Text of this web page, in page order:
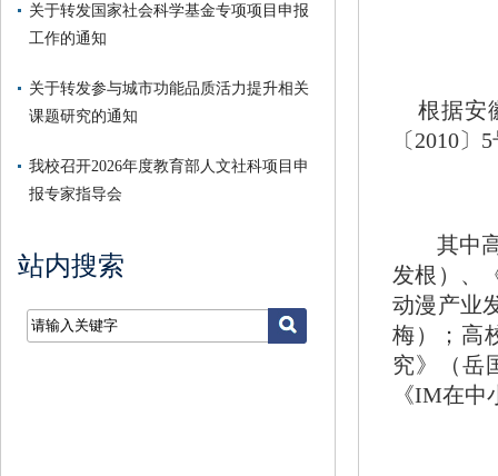
关于转发国家社会科学基金专项项目申报
工作的通知
关于转发参与城市功能品质活力提升相关
课题研究的通知
我校召开2026年度教育部人文社科项目申
报专家指导会
站内搜索
根据安
〔 2010〕 5
其中
发根）、
动漫产业
梅）；高
究》（岳
《IM在中